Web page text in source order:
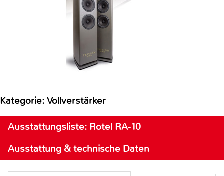
Kategorie: Vollverstärker
Ausstattungsliste: Rotel RA-10
Ausstattung & technische Daten